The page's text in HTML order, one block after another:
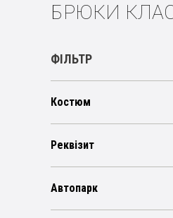
БРЮКИ
ФІЛЬТР
Костюм
Реквізит
Автопарк